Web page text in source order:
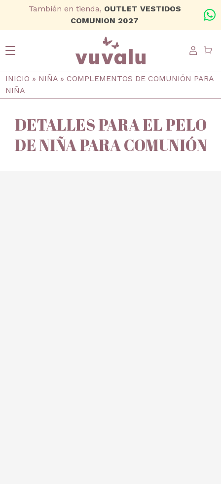
Ir al contenido principal
También en tienda, OUTLET VESTIDOS
COMUNION 2027
Ruta de navegación
INICIO NIÑA
COMPLEMENTOS DE COMUNIÓN PARA
NIÑA
DETALLES PARA EL PELO
DE NIÑA PARA COMUNIÓN